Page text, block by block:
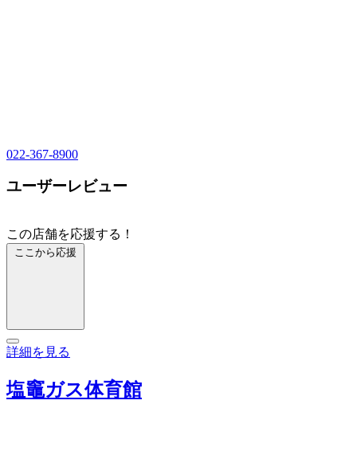
022-367-8900
ユーザーレビュー
この店舗を応援する！
ここから応援
詳細を見る
塩竈ガス体育館